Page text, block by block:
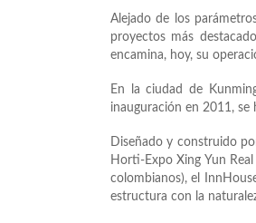
Alejado de los
proyectos más
encamina, hoy, su
En la ciudad de
inauguración en 2011, se
Diseñado y construido
Horti-Expo Xing Yun
colombianos), el
estructura con la